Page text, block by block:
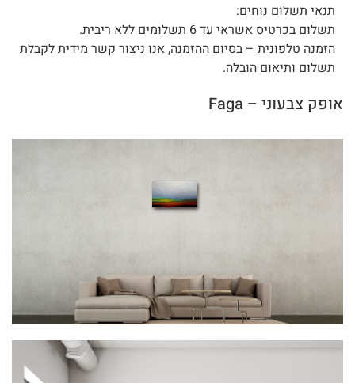
תנאי תשלום נוחים:
תשלום בכרטיס אשראי עד 6 תשלומים ללא ריבית.
הזמנה טלפונית – בסיום ההזמנה, אנו ניצור קשר מידית לקבלת
תשלום ותיאום הובלה.
אופק צבעוני – Faga